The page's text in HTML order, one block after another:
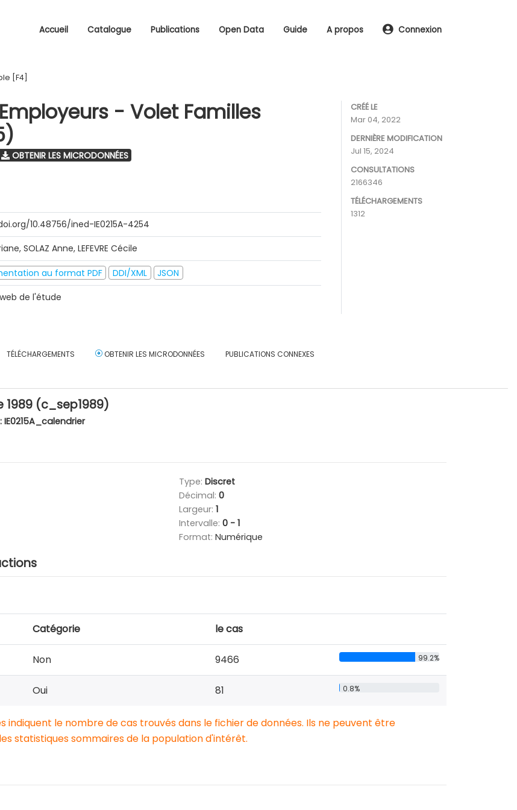
Accueil Catalogue Publications Open Data Guide A propos Connexion
[F4]
- Volet Familles
OBTENIR LES MICRODONNÉES
10.48756/ined-IE0215A-4254
SOLAZ Anne, LEFEVRE Cécile
au format PDF DDI/XML
JSON
de l'étude
CRÉÉ LE
Mar 04, 2022
DERNIÈRE MODIFICATION
Jul 15, 2024
CONSULTATIONS
2166346
TÉLÉCHARGEMENTS
1312
TÉLÉCHARGEMENTS OBTENIR LES MICRODONNÉES PUBLICATIONS CONNEXES
1989 (c_sep1989)
IE0215A_calendrier
Type: Discret
Décimal: 0
Largeur: 1
Intervalle: 0 - 1
Format: Numérique
Catégorie le cas
Non 9466 99.2%
Oui 81 0.8%
indiquent le nombre de cas trouvés dans le fichier de données. Ils ne peuvent être
statistiques sommaires de la population d'intérêt.